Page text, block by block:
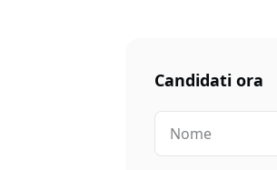
Candidati ora